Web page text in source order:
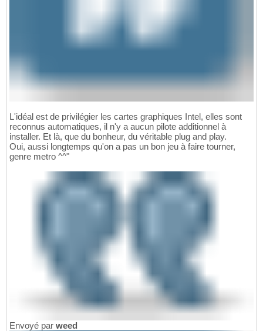
L'idéal est de privilégier les cartes graphiques Intel, elles sont
reconnus automatiques, il n'y a aucun pilote additionnel à
installer. Et là, que du bonheur, du véritable plug and play.
Oui, aussi longtemps qu'on a pas un bon jeu à faire tourner,
genre metro ^^"
Envoyé par weed